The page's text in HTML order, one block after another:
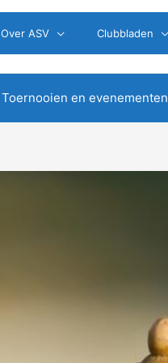
Over ASV Clubbladen
Toernooien en evenementen